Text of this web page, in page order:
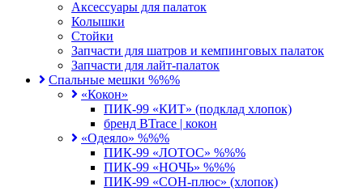
Аксессуары для палаток
Колышки
Стойки
Запчасти для шатров и кемпинговых палаток
Запчасти для лайт-палаток
Спальные мешки %%%
«Кокон»
ПИК-99 «КИТ» (подклад хлопок)
бренд BTrace | кокон
«Одеяло» %%%
ПИК-99 «ЛОТОС» %%%
ПИК-99 «НОЧЬ» %%%
ПИК-99 «СОН-плюс» (хлопок)